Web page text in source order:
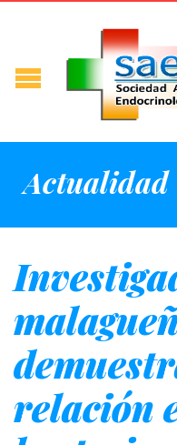
Actualidad
relación